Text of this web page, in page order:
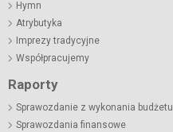
Hymn
Atrybutyka
Imprezy tradycyjne
Współpracujemy
Raporty
Sprawozdanie z wykonania budżetu
Sprawozdania finansowe